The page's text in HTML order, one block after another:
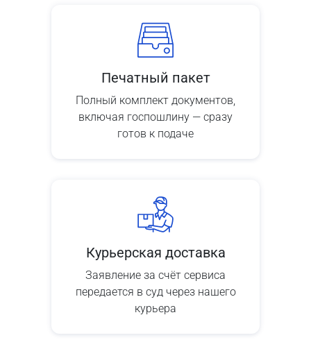
Печатный пакет
Полный комплект документов,
включая госпошлину — сразу
готов к подаче
Курьерская доставка
Заявление за счёт сервиса
передается в суд через нашего
курьера